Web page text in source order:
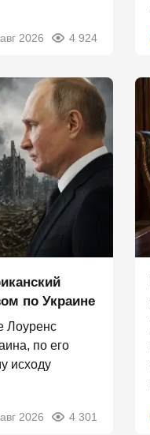
2026 4 924
по Украине
Лоуренс
по его
исходу
2026 4 301